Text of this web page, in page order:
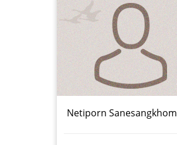
Netiporn Sanesangkhom